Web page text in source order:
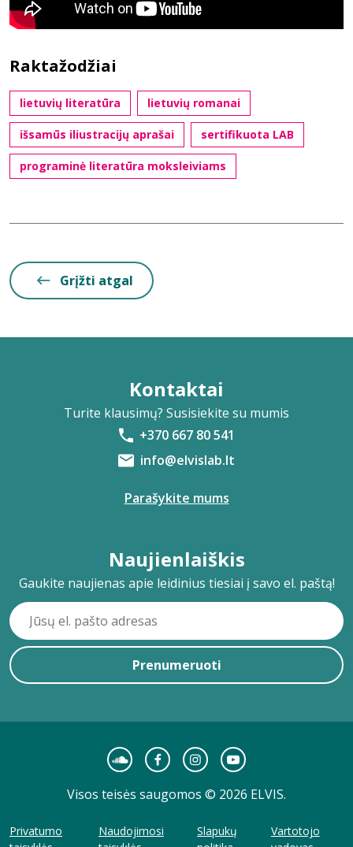
Raktažodžiai
lietuvių literatūra lietuvių romanai
išsamūs iliustracijų aprašai sertifikuota LAB
programinė literatūra moksleiviams
Grįžti atgal
Kontaktai
Turite klausimų? Susisiekite su mumis
+370 667 80 541
info@elvislab.lt
Parašykite mums
Naujienlaiškis
Gaukite naujienas apie leidinius tiesiai į savo el. paštą!
Prenumeruoti
Visos teisės saugomos © 2026 ELVIS.
Privatumo
Naudojimosi
Slapukų
Vartotojo